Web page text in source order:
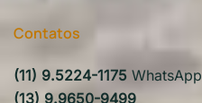
Contatos
(11) 9.5224-1175 WhatsApp
(13) 9.9650-9499